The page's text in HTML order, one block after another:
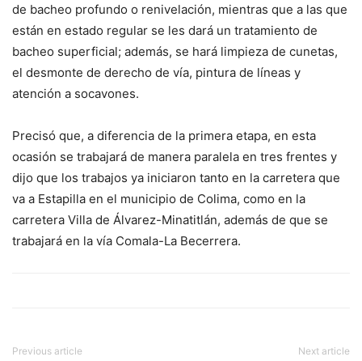
de bacheo profundo o renivelación, mientras que a las que
están en estado regular se les dará un tratamiento de
bacheo superficial; además, se hará limpieza de cunetas,
el desmonte de derecho de vía, pintura de líneas y
atención a socavones.
Precisó que, a diferencia de la primera etapa, en esta
ocasión se trabajará de manera paralela en tres frentes y
dijo que los trabajos ya iniciaron tanto en la carretera que
va a Estapilla en el municipio de Colima, como en la
carretera Villa de Álvarez-Minatitlán, además de que se
trabajará en la vía Comala-La Becerrera.
Previous article Next article